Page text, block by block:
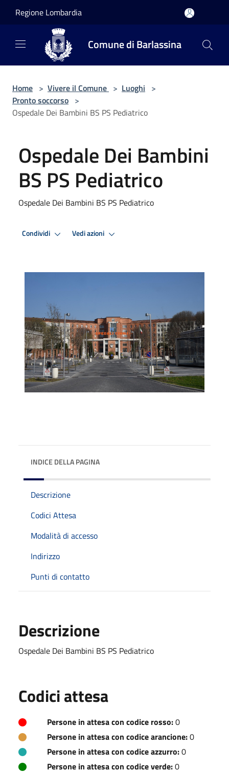
Regione Lombardia
Comune di Barlassina
Home > Vivere il Comune > Luoghi >
Pronto soccorso >
Ospedale Dei Bambini BS PS Pediatrico
Ospedale Dei Bambini
BS PS Pediatrico
Ospedale Dei Bambini BS PS Pediatrico
Condividi Vedi azioni
INDICE DELLA PAGINA
Descrizione
Codici Attesa
Modalità di accesso
Indirizzo
Punti di contatto
Descrizione
Ospedale Dei Bambini BS PS Pediatrico
Codici attesa
Persone in attesa con codice rosso:0
Persone in attesa con codice arancione:0
Persone in attesa con codice azzurro:0
Persone in attesa con codice verde:0